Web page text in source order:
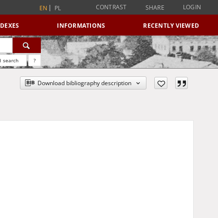
EN PL CONTRAST SHARE LOGIN
INFORMATIONS RECENTLY VIEWED
search ?
Download bibliography description